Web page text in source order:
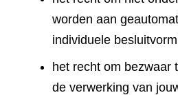
worden aan
individuele
het recht om bezwaar
de verwerking van